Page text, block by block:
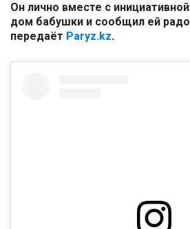
Он лично вместе с
дом бабушки и сообщил ей
передаёт Paryz.kz.